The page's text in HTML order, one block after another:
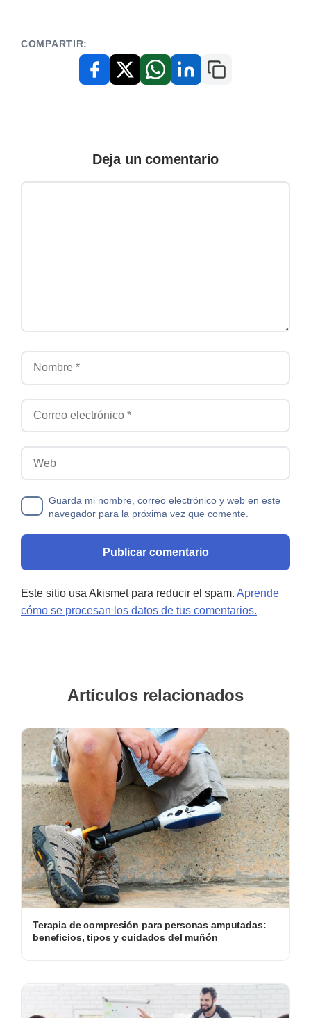
COMPARTIR:
FacebookX / TwitterWhatsAppLinkedInCopiar enlace
Deja un comentario
Guarda mi nombre, correo electrónico y web en este
navegador para la próxima vez que comente.
Este sitio usa Akismet para reducir el spam. Aprende
cómo se procesan los datos de tus comentarios.
Artículos relacionados
Terapia de compresión para personas amputadas:
beneficios, tipos y cuidados del muñón